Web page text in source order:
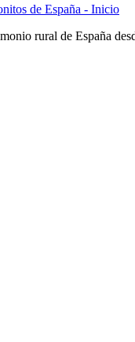
de España - Inicio
rural de España